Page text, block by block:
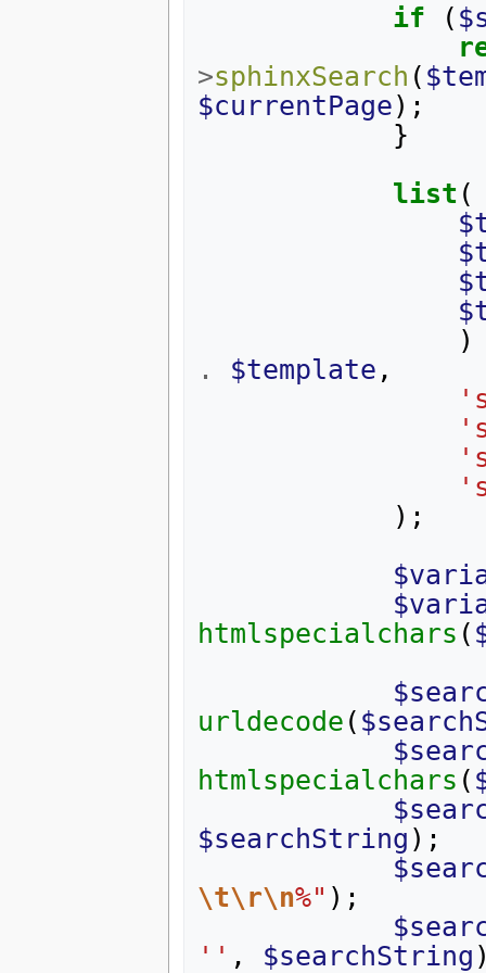
if
(
>sphinxSearch (
$currentPage);
}
list (
)
.
$template ,
);
htmlspecialchars (
urldecode (
htmlspecialchars (
$searchString );
\t\r\n%" );
'' , $searchString